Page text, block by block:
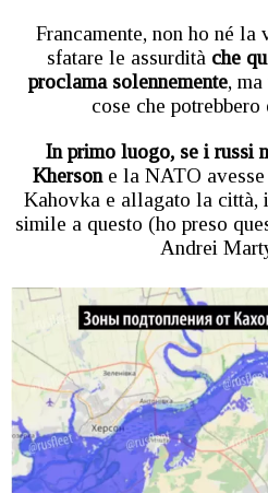
Francamente, non ho né la
sfatare le assurdità che
proclama solennemente,
cose che potrebbero
In primo luogo, se i russi
Kherson e la NATO
Kahovka e allagato la città,
simile a questo (ho preso
Andrei